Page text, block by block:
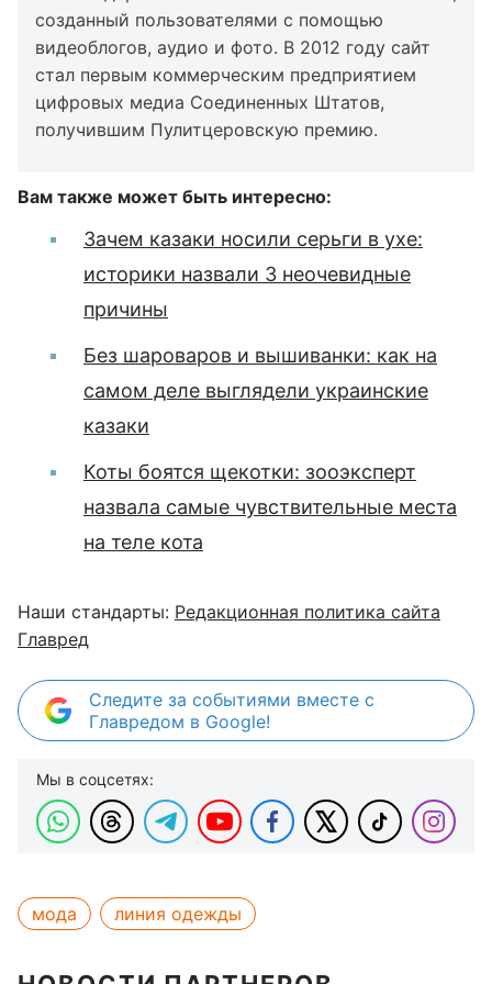
созданный пользователями с помощью
видеоблогов, аудио и фото. В 2012 году сайт
стал первым коммерческим предприятием
цифровых медиа Соединенных Штатов,
получившим Пулитцеровскую премию.
Вам также может быть интересно:
Зачем казаки носили серьги в ухе:
историки назвали 3 неочевидные
причины
Без шароваров и вышиванки: как на
самом деле выглядели украинские
казаки
Коты боятся щекотки: зооэксперт
назвала самые чувствительные места
на теле кота
Наши стандарты: Редакционная политика сайта
Главред
Следите за событиями вместе с
Главредом в Google!
Мы в соцсетях:
мода линия одежды